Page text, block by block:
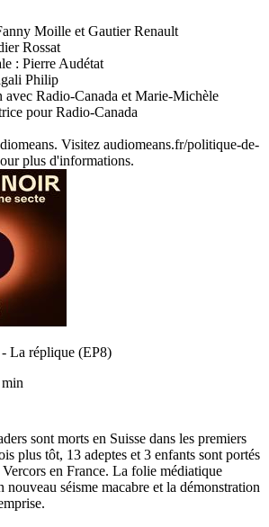
Moille et Gautier Renault
Rossat
: Pierre Audétat
Philip
avec Radio-Canada et Marie-Michèle
pour Radio-Canada
Visitez audiomeans.fr/politique-de-
plus d'informations.
La réplique (EP8)
sont morts en Suisse dans les premiers
plus tôt, 13 adeptes et 3 enfants sont portés
Vercors en France. La folie médiatique
nouveau séisme macabre et la démonstration